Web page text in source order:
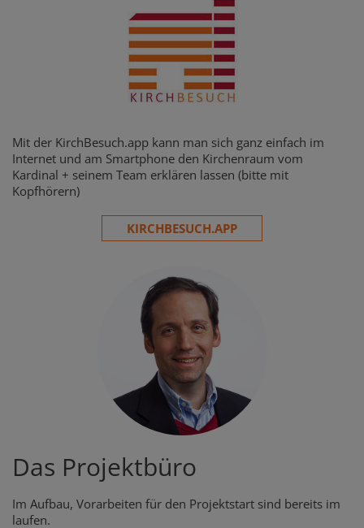
Mit der KirchBesuch.app kann man sich ganz einfach im
Internet und am Smartphone den Kirchenraum vom
Kardinal + seinem Team erklären lassen (bitte mit
Kopfhörern)
KIRCHBESUCH.APP
Das Projektbüro
Im Aufbau, Vorarbeiten für den Projektstart sind bereits im
laufen.